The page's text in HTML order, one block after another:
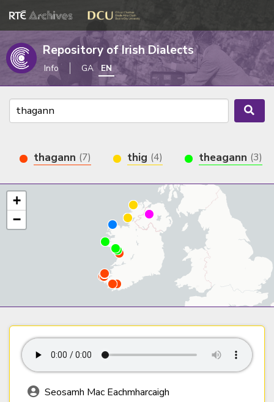
Repository of Irish Dialects
Info GA EN
thagann (7) thig (4) theagann (3)
+
−
Seosamh Mac Eachmharcaigh